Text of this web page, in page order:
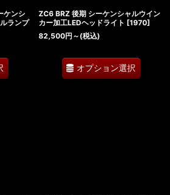
ケンシ
ランプ
ZC6 BRZ 後期 シーケンシャルウイン
カー加工LEDヘッドライト [1970]
82,500円 ～ (税込)
オプション選択